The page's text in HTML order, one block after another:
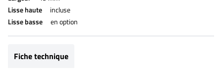
Lisse haute
incluse
Lisse basse
en option
Fiche technique